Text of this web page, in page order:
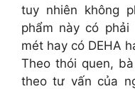
tuy nhiên không
phẩm này có
mét hay có DEHA
Theo thói quen,
theo tư vấn của